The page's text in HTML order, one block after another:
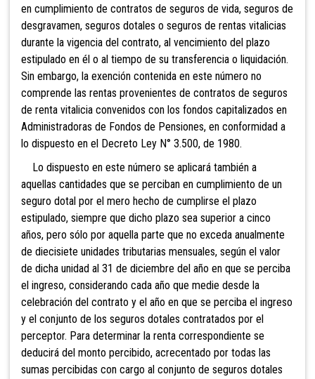
en cumplimiento de contratos de seguros de vida, seguros de
desgravamen, seguros dotales o seguros de rentas vitalicias
durante la vigencia del contrato, al vencimiento del plazo
estipulado en él o al tiempo de su transferencia o liquidación.
Sin embargo, la exención contenida en este número no
comprende las rentas provenientes de contratos de seguros
de renta vitalicia convenidos con los fondos capitalizados en
Administradoras de Fondos de Pensiones, en conformidad a
lo dispuesto en el Decreto Ley N° 3.500, de 1980.
Lo dispuesto en este número se aplicará también a
aquellas cantidades que se perciban en cumplimiento de un
seguro dotal por el mero hecho de cumplirse el plazo
estipulado, siempre que dicho plazo sea superior a cinco
años, pero sólo por aquella parte que no exceda anualmente
de diecisiete unidades tributarias mensuales, según el valor
de dicha unidad al 31 de diciembre del año en que se perciba
el ingreso, considerando cada año que medie desde la
celebración del contrato y el año en que se perciba el ingreso
y el conjunto de los seguros dotales contratados por el
perceptor. Para determinar la renta correspondiente se
deducirá del monto percibido, acrecentado por todas las
sumas percibidas con cargo al conjunto de seguros dotales